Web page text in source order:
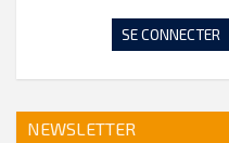
SE CONNECTER
NEWSLETTER